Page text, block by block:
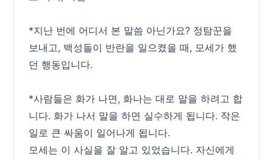
*지난 번에 어디서 본 말씀 아닌가요? 정탐꾼을
보내고, 백성들이 반란을 일으켰을 때, 모세가 했
던 행동입니다.
*사람들은 화가 나면, 화나는 대로 말을 하려고 합
니다. 화가 나서 말을 하면 실수하게 됩니다. 작은
일로 큰 싸움이 일어나게 됩니다.
모세는 이 사실을 잘 알고 있었습니다. 자신에게